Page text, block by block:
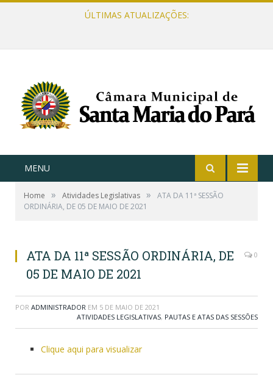
ÚLTIMAS ATUALIZAÇÕES:
MENU
Home » Atividades Legislativas »
ATA DA 11ª SESSÃO
ORDINÁRIA, DE 05 DE MAIO DE 2021
ATA DA 11ª SESSÃO ORDINÁRIA, DE
05 DE MAIO DE 2021
0
POR ADMINISTRADOR EM 5 DE MAIO DE 2021
ATIVIDADES LEGISLATIVAS, PAUTAS E ATAS DAS SESSÕES
Clique aqui para visualizar